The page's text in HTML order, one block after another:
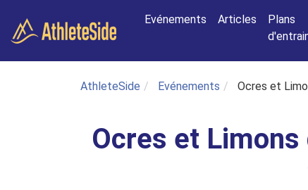
Evénements
Articles
Plans
AthleteSide Evénements Ocres et
Ocres et